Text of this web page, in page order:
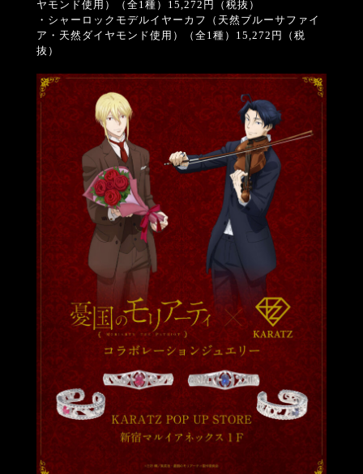
ヤモンド使用）（全1種）15,272円（税抜）
・シャーロックモデルイヤーカフ（天然ブルーサファイ
ア・天然ダイヤモンド使用）（全1種）15,272円（税
抜）